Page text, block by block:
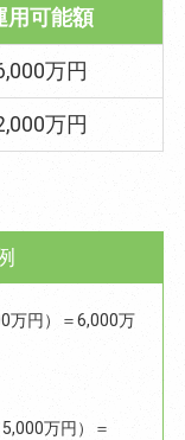
用可能額
万円
万円
万円）＝6,000万
万円）＝